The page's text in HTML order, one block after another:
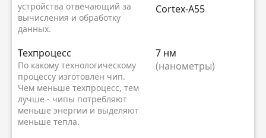
устройства отвечающий за
вычисления и обработку
данных.
Cortex-A55
Техпроцесс
По какому технологическому
процессу изготовлен чип.
Чем меньше техпроцесс, тем
лучше - чипы потребляют
меньше энергии и выделяют
меньше тепла.
7 нм
(нанометры)